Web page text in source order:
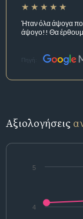
Ήταν όλα άψογα
άψογο!! Θα
Πηγή:
Αξιολογήσεις
4
5